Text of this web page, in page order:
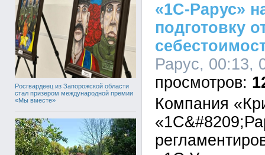
Росгвардеец из Запорожской области
стал призером международной премии
«Мы вместе»
«1С-Рарус»
подготовку
Рарус, 00:13,
Компания